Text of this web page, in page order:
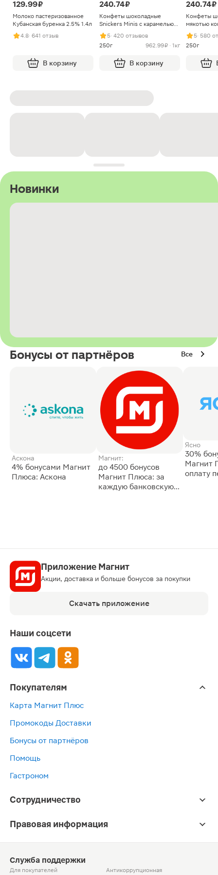
129.99 ₽
Молоко пастеризованное
Кубанская буренка 2.5% 1.4л
4.8· 641 отзыв
В корзину
240.74 ₽
Конфеты шоколадные
Snickers Minis с карамелью
арахисом и нугой
5· 420 отзывов
250г
962.99 ₽ · 1кг
В корзину
240.74 ₽
Конфеты
мякотью
5· 580
250г
Новинки
Бонусы от партнёров Все
Аскона
4% бонусами Магнит
Плюса: Аскона
Магнит:
до 4500 бонусов
Магнит Плюса: за
каждую банковскую
Ясно
30%
Магнит
оплату
Приложение Магнит
Акции, доставка и больше бонусов за покупки
Скачать приложение
Наши соцсети
Покупателям
Карта Магнит Плюс
Промокоды Доставки
Бонусы от партнёров
Помощь
Гастроном
Сотрудничество
Правовая информация
Служба поддержки
Для покупателей
Антикоррупционная